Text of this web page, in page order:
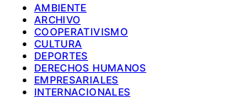
AMBIENTE
ARCHIVO
COOPERATIVISMO
CULTURA
DEPORTES
DERECHOS HUMANOS
EMPRESARIALES
INTERNACIONALES